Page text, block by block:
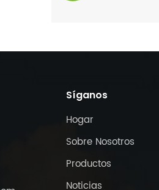
Síganos
Hogar
Sobre Nosotros
Productos
Noticias